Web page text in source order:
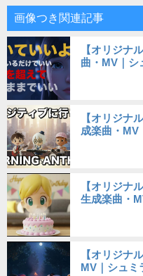
シ
ョ
ン
画像つき関連記事
【オリジナ
曲・MV｜シ
【オリジナ
成楽曲・MV
【オリジナ
生成楽曲・
【オリジナ
MV｜シュミ